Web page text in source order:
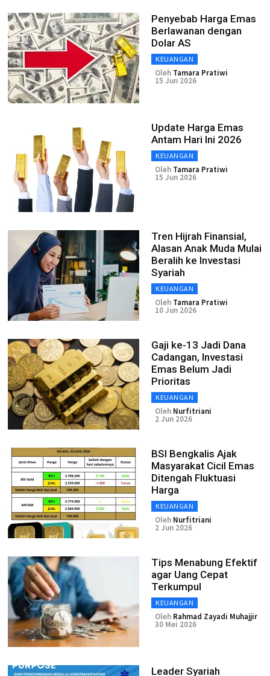
Penyebab Harga Emas
Berlawanan dengan
Dolar AS
KEUANGAN
Oleh Tamara Pratiwi
15 Jun 2026
Update Harga Emas
Antam Hari Ini 2026
KEUANGAN
Oleh Tamara Pratiwi
15 Jun 2026
Tren Hijrah Finansial,
Alasan Anak Muda Mulai
Beralih ke Investasi
Syariah
KEUANGAN
Oleh Tamara Pratiwi
10 Jun 2026
Gaji ke-13 Jadi Dana
Cadangan, Investasi
Emas Belum Jadi
Prioritas
KEUANGAN
Oleh Nurfitriani
2 Jun 2026
BSI Bengkalis Ajak
Masyarakat Cicil Emas
Ditengah Fluktuasi
Harga
KEUANGAN
Oleh Nurfitriani
2 Jun 2026
Tips Menabung Efektif
agar Uang Cepat
Terkumpul
KEUANGAN
Oleh Rahmad Zayadi Muhajjir
30 Mei 2026
Leader Syariah